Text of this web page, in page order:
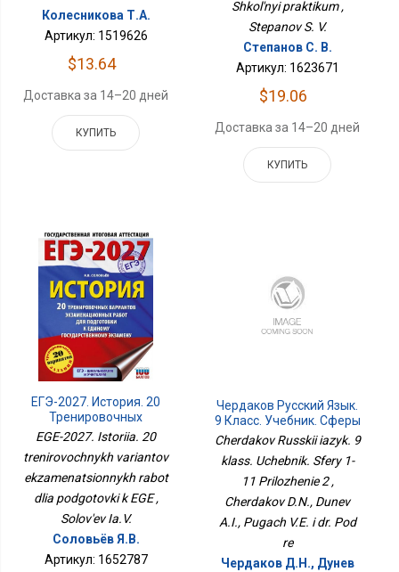
Колесникова Т.А.
Артикул: 1519626
$13.64
Доставка за 14–20 дней
КУПИТЬ
Shkol'nyi praktikum ,
Stepanov S. V.
Степанов С. В.
Артикул: 1623671
$19.06
Доставка за 14–20 дней
КУПИТЬ
ЕГЭ-2027. История. 20
Тренировочных
Вариантов
Экзаменационных
Работ Для Подготовки К
ЕГЭ
EGE-2027. Istoriia. 20
trenirovochnykh variantov
ekzamenatsionnykh rabot
dlia podgotovki k EGE ,
Solov'ev Ia.V.
Соловьёв Я.В.
Артикул: 1652787
Чердаков Русский Язык.
9 Класс. Учебник. Сферы
1-11 Приложение 2
Cherdakov Russkii iazyk. 9
klass. Uchebnik. Sfery 1-
11 Prilozhenie 2 ,
Cherdakov D.N., Dunev
A.I., Pugach V.E. i dr. Pod
re
Чердаков Д.Н., Дунев